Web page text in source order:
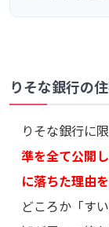
りそな銀行の
りそな銀行に限
準を全て公開
に落ちた理由
どころか「す